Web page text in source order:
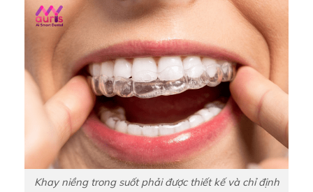
Khay niềng trong suốt phải được thiết kế và chỉ định